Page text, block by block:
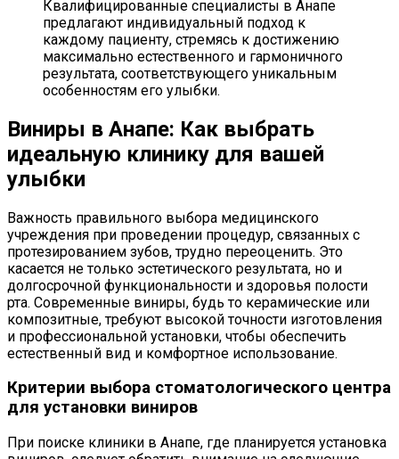
Квалифицированные специалисты в Анапе
предлагают индивидуальный подход к
каждому пациенту, стремясь к достижению
максимально естественного и гармоничного
результата, соответствующего уникальным
особенностям его улыбки.
Виниры в Анапе: Как выбрать
идеальную клинику для вашей
улыбки
Важность правильного выбора медицинского
учреждения при проведении процедур, связанных с
протезированием зубов, трудно переоценить. Это
касается не только эстетического результата, но и
долгосрочной функциональности и здоровья полости
рта. Современные виниры, будь то керамические или
композитные, требуют высокой точности изготовления
и профессиональной установки, чтобы обеспечить
естественный вид и комфортное использование.
Критерии выбора стоматологического центра
для установки виниров
При поиске клиники в Анапе, где планируется установка